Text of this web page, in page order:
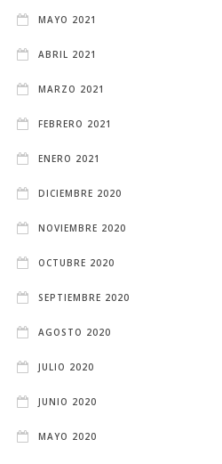
MAYO 2021
ABRIL 2021
MARZO 2021
FEBRERO 2021
ENERO 2021
DICIEMBRE 2020
NOVIEMBRE 2020
OCTUBRE 2020
SEPTIEMBRE 2020
AGOSTO 2020
JULIO 2020
JUNIO 2020
MAYO 2020